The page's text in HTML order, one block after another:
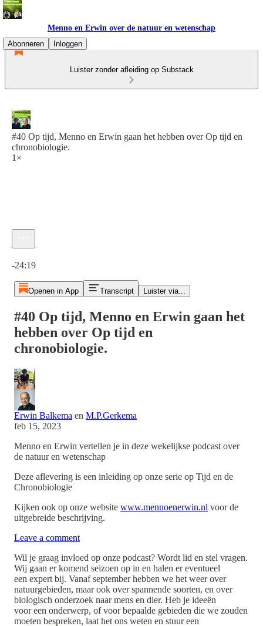
Menno en Erwin over de natuur en wetenschap
Abonneren
Inloggen
Luister zonder afleiding op Substack
#40 Op tijd, Menno en Erwin gaan het hebben over Op tijd en
chronobiologie.
1×
-24:19
Openen in App Transcript Luister via...
#40 Op tijd, Menno en Erwin gaan het
hebben over Op tijd en
chronobiologie.
Erwin Balkema en M.P.Gerkema
feb 15, 2023
Menno en Erwin vertellen je in deze wekelijkse podcast over
de natuur en wetenschap
Deze aflevering is een inleiding op onze serie op Tijd en de
Chronobiologie
Kijken ook op onze website www.mennoenerwin.nl voor de
uitgebreide beschrijving.
Leave a comment
Wil je graag invloed op onze podcast? Wordt lid en stel vragen.
Wij gaan er komend seizoen op in en halen er eventueel
een expert bij. Vanaf september hebben we het weer over
natuurgebieden, maar ook over spannende soorten, en over
biologisch onderzoek naar mens en dier. Heb je ideeën
voor een onderwerp, of voor bepaalde gebieden die we zouden
moeten bespreken, laat het ons weten en stuur een